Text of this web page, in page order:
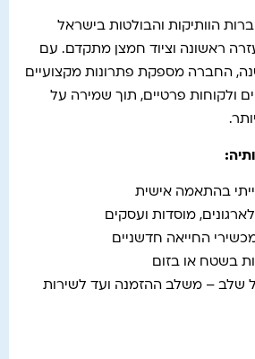
הוותיקות והבולטות בישראל
ראשונה וציוד חמצן מתקדם. עם
של מעל ל־20 שנה, החברה מספקת פתרונות מקצועיים
ולקוחות פרטיים, תוך שמירה על
בהתאמה אישית
מוסדות ועסקים
החייאה חדשניים
בשטח או בזום
שלב – משלב ההזמנה ועד לשירות